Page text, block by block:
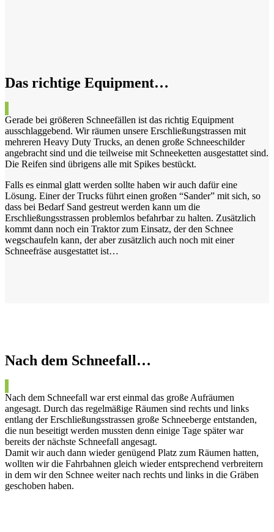
Das richtige Equipment…
Gerade bei größeren Schneefällen ist das richtig Equipment
ausschlaggebend. Wir räumen unsere Erschließungstrassen mit
mehreren Heavy Duty Trucks, an denen große Schneeschilder
angebracht sind und die teilweise mit Schneeketten ausgestattet sind.
Die Reifen sind übrigens alle mit Spikes bestückt.
Falls es einmal glatt werden sollte haben wir auch dafür eine
Lösung. Einer der Trucks führt einen großen “Sander” mit sich, so
dass bei Bedarf Sand gestreut werden kann um die
Erschließungsstrassen problemlos befahrbar zu halten. Zusätzlich
kommt dann noch ein Traktor zum Einsatz, der den Schnee
wegschaufeln kann, der aber zusätzlich auch noch mit einer
Schneefräse ausgestattet ist…
Nach dem Schneefall…
Nach dem Schneefall war erst einmal das große Aufräumen
angesagt. Durch das regelmäßige Räumen sind rechts und links
entlang der Erschließungsstrassen große Schneeberge entstanden,
die nun beseitigt werden mussten denn einige Tage später war
bereits der nächste Schneefall angesagt.
Damit wir auch dann wieder genügend Platz zum Räumen hatten,
wollten wir die Fahrbahnen gleich wieder entsprechend verbreitern
in dem wir den Schnee weiter nach rechts und links in die Gräben
geschoben haben.